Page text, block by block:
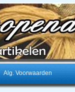
Alg. Voorwaarden